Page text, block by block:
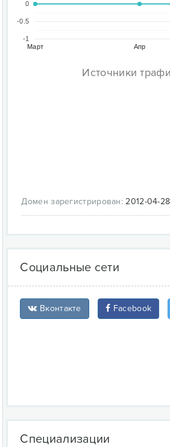
Март Апр
-1
-0.5
0
Источники
Домен зарегистрирован: 2012-04-28
Социальные сети
Вконтакте Facebook
Специализации